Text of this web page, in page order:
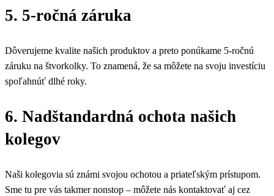
5. 5-ročná záruka
Dôverujeme kvalite našich produktov a preto ponúkame 5-ročnú
záruku na štvorkolky. To znamená, že sa môžete na svoju investíciu
spoľahnúť dlhé roky.
6. Nadštandardná ochota našich
kolegov
Naši kolegovia sú známi svojou ochotou a priateľským prístupom.
Sme tu pre vás takmer nonstop – môžete nás kontaktovať aj cez